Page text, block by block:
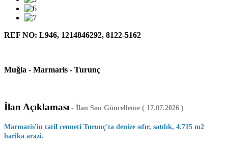
REF NO: L946, 1214846292, 8122-5162
Muğla - Marmaris - Turunç
İlan Açıklaması - İlan Son Güncelleme ( 17.07.2026 )
Marmaris'in tatil cenneti Turunç'ta denize sıfır, satılık, 4.715 m2
harika arazi.